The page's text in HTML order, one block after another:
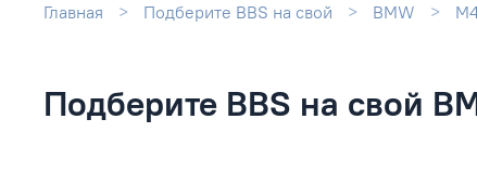
Главная Подберите BBS на свой BMW
Подберите BBS на свой